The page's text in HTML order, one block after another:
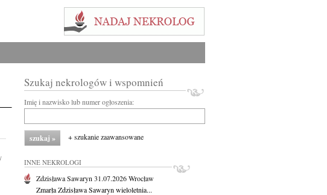
Szukaj nekrologów i wspomnień
Imię i nazwisko lub numer ogłoszenia:
+ szukanie zaawansowane
INNE NEKROLOGI
Zdzisława Sawaryn 31.07.2026Wrocław
Zmarła Zdzisława Sawaryn wieloletnia...